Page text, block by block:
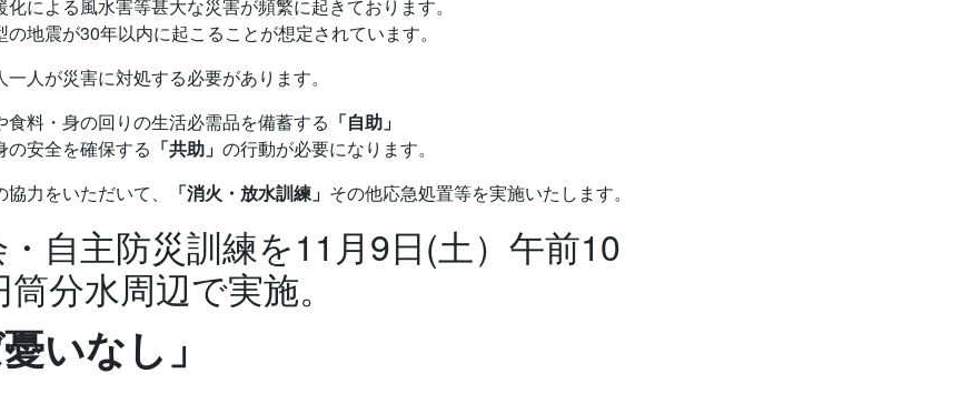
による風水害等甚大な災害が頻繁に起きております。
地震が30年以内に起こることが想定されています。
人が災害に対処する必要があります。
料・身の回りの生活必需品を備蓄する 「自助」
安全を確保する 「共助」 の行動が必要になります。
力をいただいて、
「消火・放水訓練」 その他応急処置等を実施いたします。
自主防災訓練を11月9日(土）午前10
分水周辺で実施。
いなし」